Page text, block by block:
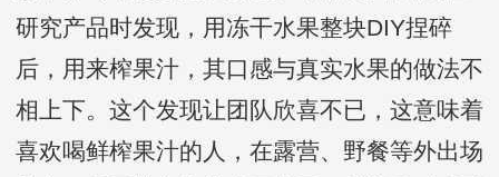
研究产品时发现，用冻干水果整块DIY捏碎
后，用来榨果汁，其口感与真实水果的做法不
相上下。这个发现让团队欣喜不已，这意味着
喜欢喝鲜榨果汁的人，在露营、野餐等外出场